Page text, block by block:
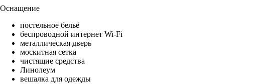
Оснащение
постельное бельё
беспроводной интернет Wi-Fi
металлическая дверь
москитная сетка
чистящие средства
Линолеум
вешалка для одежды